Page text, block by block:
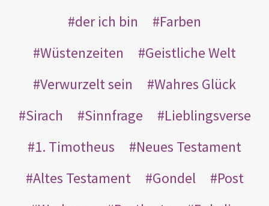
der ich bin
Farben
Wüstenzeiten
Geistliche Welt
Verwurzelt sein
Wahres Glück
Sirach
Sinnfrage
Lieblingsverse
1. Timotheus
Neues Testament
Altes Testament
Gondel
Post